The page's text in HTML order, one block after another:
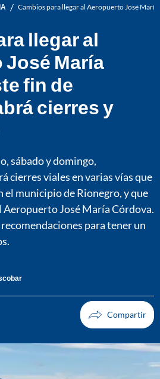
/ Cambios para llegar al Aeropuerto José
llegar al
María
fin de
cierres y
sábado y domingo,
cierres viales en varias vías que
municipio de Rionegro, y que
Aeropuerto José María Córdova.
para tener un